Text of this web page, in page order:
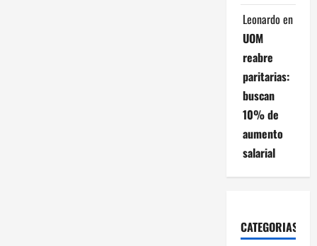
Leonardo en
UOM
reabre
paritarias:
buscan
10% de
aumento
salarial
CATEGORIAS